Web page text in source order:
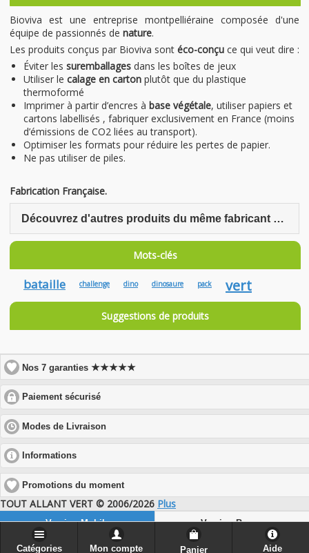
Bioviva est une entreprise montpelliéraine composée d'une
équipe de passionnés de nature.
Les produits conçus par Bioviva sont éco-conçu ce qui veut dire :
Éviter les suremballages dans les boîtes de jeux
Utiliser le calage en carton plutôt que du plastique
thermoformé
Imprimer à partir d’encres à base végétale, utiliser papiers et
cartons labellisés , fabriquer exclusivement en France (moins
d’émissions de CO2 liées au transport).
Optimiser les formats pour réduire les pertes de papier.
Ne pas utiliser de piles.
Fabrication Française.
Découvrez d'autres produits du même fabricant Bioviva
Mots-clés
bataille challenge dino dinosaure pack vert
Suggestions de produits
Nos 7 garanties★★★★★
Paiement sécurisé
to
expand
contents
Modes de Livraison
to
Informations
to
expand
contents
Promotions du moment
TOUT ALLANT VERT © 2006/2026 Plus
Version Mobile Version Bureau
Catégories Mon compte Panier Aide